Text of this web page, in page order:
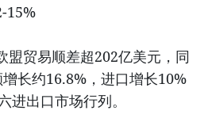
15%
盟贸易顺差超202亿美元，同
长约16.8%，进口增长10%
进出口市场行列。